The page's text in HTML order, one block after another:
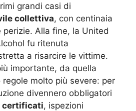
grandi casi di
collettiva, con centinaia
Alla fine, la United
fu ritenuta
a risarcire le vittime.
importante, da quella
molto più severe: per
divennero obbligatori
certificati, ispezioni